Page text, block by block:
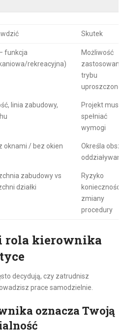
Skutek
funkcja
rekreacyjna)
Możliwość
trybu
linia zabudowy,
Projekt musi
spełniać
wymogi
oknami / bez okien
Określa
zabudowy vs
działki
Ryzyko
konieczności
zmiany
procedury
rola kierownika
decydują, czy zatrudnisz
prace samodzielnie.
oznacza Twoją